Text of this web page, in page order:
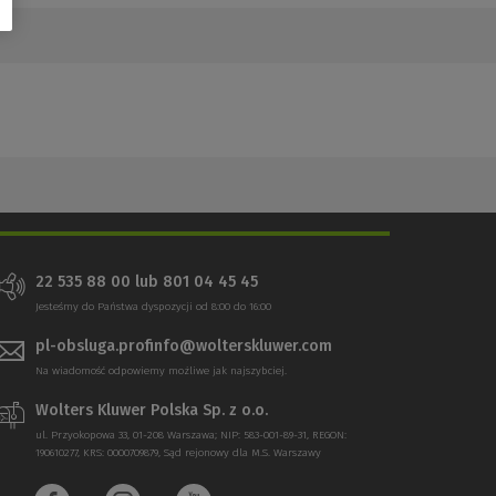
22 535 88 00 lub 801 04 45 45
Jesteśmy do Państwa dyspozycji od 8:00 do 16:00
pl-obsluga.profinfo@wolterskluwer.com
Na wiadomość odpowiemy możliwe jak najszybciej.
Wolters Kluwer Polska Sp. z o.o.
ul. Przyokopowa 33, 01-208 Warszawa; NIP: 583-001-89-31, REGON:
190610277, KRS: 0000709879, Sąd rejonowy dla M.S. Warszawy